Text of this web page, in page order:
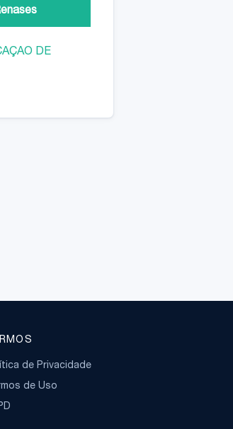
DE
de Privacidade
de Uso